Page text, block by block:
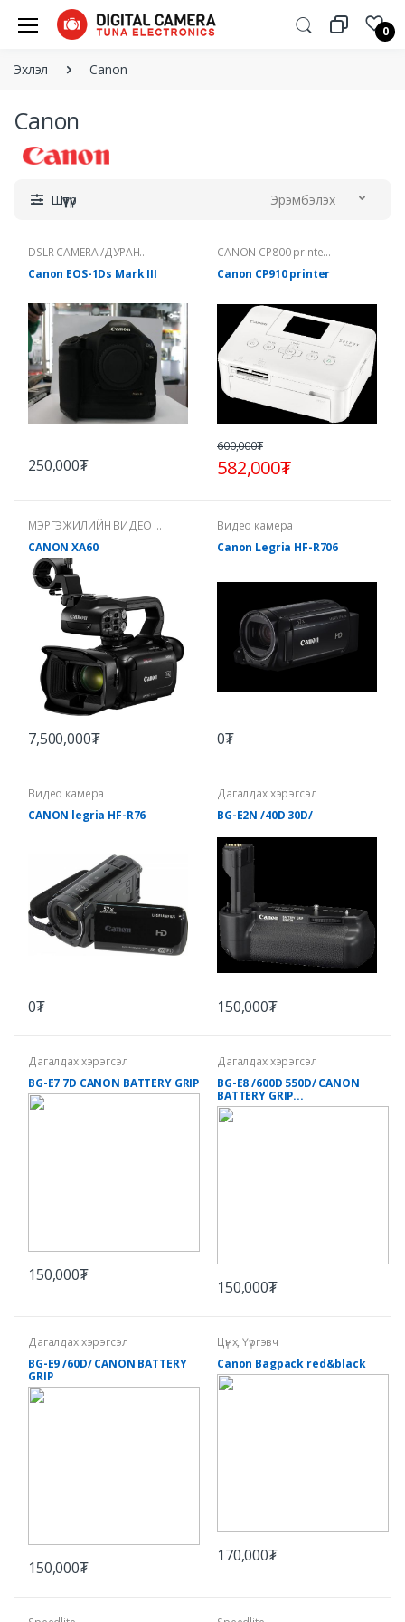
0
Эхлэл Canon
Canon
Шүүтүүр Эрэмбэлэх
DSLR CAMERA /ДУРАН...
Canon EOS-1Ds Mark III
250,000₮
CANON CP800 printe...
Canon CP910 printer
582,000₮
600,000₮
МЭРГЭЖИЛИЙН ВИДЕО ...
CANON XA60
7,500,000₮
Видео камерa
Canon Legria HF-R706
0₮
Видео камерa
CANON legria HF-R76
0₮
Дагалдах хэрэгсэл
BG-E2N /40D 30D/
150,000₮
Дагалдах хэрэгсэл
BG-E7 7D CANON BATTERY GRIP
150,000₮
Дагалдах хэрэгсэл
BG-E8 /600D 550D/ CANON
BATTERY GRIP...
150,000₮
Дагалдах хэрэгсэл
BG-E9 /60D/ CANON BATTERY
GRIP
150,000₮
Цүнх, Үүргэвч
Canon Bagpack red&black
170,000₮